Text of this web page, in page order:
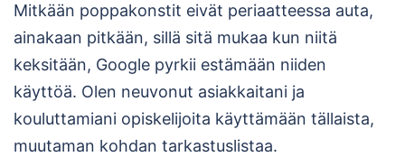
Mitkään poppakonstit eivät periaatteessa auta,
ainakaan pitkään, sillä sitä mukaa kun niitä
keksitään, Google pyrkii estämään niiden
käyttöä. Olen neuvonut asiakkaitani ja
kouluttamiani opiskelijoita käyttämään tällaista,
muutaman kohdan tarkastuslistaa.